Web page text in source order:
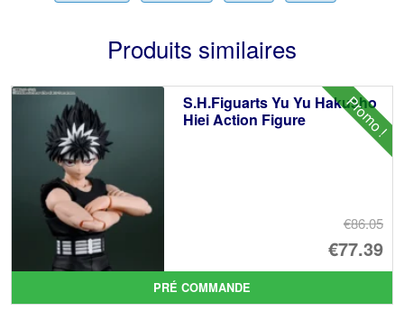
Produits similaires
Promo !
S.H.Figuarts Yu Yu Hakusho
Hiei Action Figure
€86.05
Le
€77.39
Le
PRÉ COMMANDE